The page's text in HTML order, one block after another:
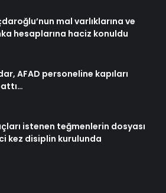
mal varlıklarına ve
hesaplarına haciz konuldu
AFAD personeline kapıları
istenen teğmenlerin dosyası
kez disiplin kurulunda